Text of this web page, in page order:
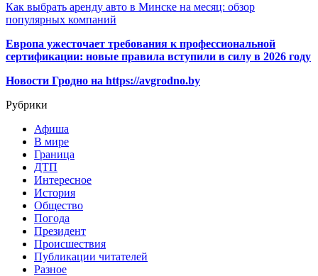
Как выбрать аренду авто в Минске на месяц: обзор
популярных компаний
Европа ужесточает требования к профессиональной
сертификации: новые правила вступили в силу в 2026 году
Новости Гродно на https://avgrodno.by
Рубрики
Афиша
В мире
Граница
ДТП
Интересное
История
Общество
Погода
Президент
Происшествия
Публикации читателей
Разное